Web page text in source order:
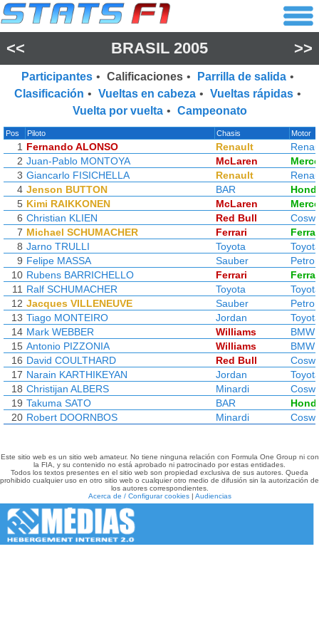
<< BRASIL 2005 >>
Participantes • Calificaciones • Parrilla de salida •
Clasificación • Vueltas en cabeza • Vueltas rápidas •
Vuelta por vuelta • Campeonato
Pos Piloto Chasis Motor
1 Fernando ALONSO Renault
2 Juan-Pablo MONTOYA McLaren
3 Giancarlo FISICHELLA Renault
4 Jenson BUTTON BAR
5 Kimi RAIKKONEN McLaren
6 Christian KLIEN Red Bull
7 Michael SCHUMACHER Ferrari
8 Jarno TRULLI Toyota
9 Felipe MASSA Sauber
10 Rubens BARRICHELLO Ferrari
11 Ralf SCHUMACHER Toyota
12 Jacques VILLENEUVE Sauber
13 Tiago MONTEIRO Jordan
14 Mark WEBBER Williams
BMW
15 Antonio PIZZONIA Williams
BMW
16 David COULTHARD Red Bull
17 Narain KARTHIKEYAN Jordan
18 Christijan ALBERS Minardi
19 Takuma SATO BAR
20 Robert DOORNBOS Minardi
Este sitio web es un sitio web amateur. No tiene ninguna relación con Formula One Group ni con
la FIA, y su contenido no está aprobado ni patrocinado por estas entidades.
Todos los textos presentes en el sitio web son propiedad exclusiva de sus autores. Queda
prohibido cualquier uso en otro sitio web o cualquier otro medio de difusión sin la autorización de
los autores correspondientes.
Acerca de / Configurar cookies| Audiencias